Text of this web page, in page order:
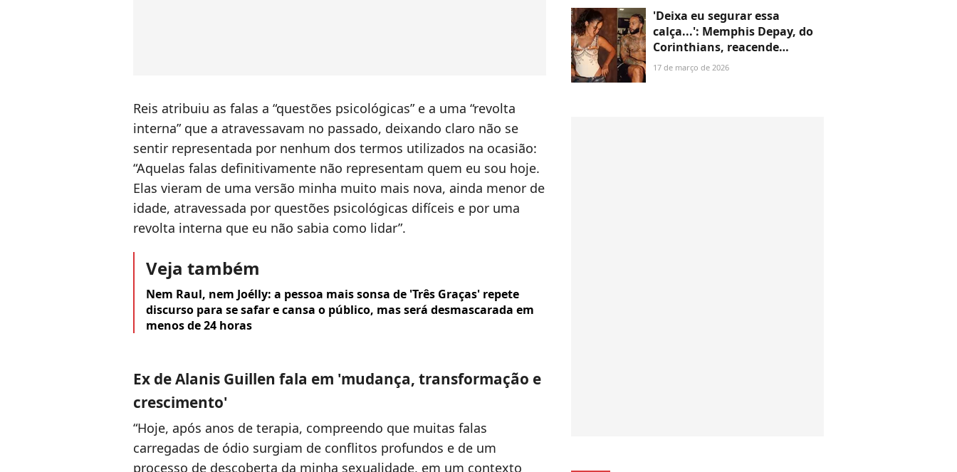
Reis atribuiu as falas a “questões psicológicas” e a uma “revolta
interna” que a atravessavam no passado, deixando claro não se
sentir representada por nenhum dos termos utilizados na ocasião:
“Aquelas falas definitivamente não representam quem eu sou hoje.
Elas vieram de uma versão minha muito mais nova, ainda menor de
idade, atravessada por questões psicológicas difíceis e por uma
revolta interna que eu não sabia como lidar”.
Veja também
Nem Raul, nem Joélly: a pessoa mais sonsa de 'Três Graças' repete
discurso para se safar e cansa o público, mas será desmascarada em
menos de 24 horas
Ex de Alanis Guillen fala em 'mudança, transformação e
crescimento'
“Hoje, após anos de terapia, compreendo que muitas falas
carregadas de ódio surgiam de conflitos profundos e de um
processo de descoberta da minha sexualidade, em um contexto
'Três Graças'
'Deixa eu segurar essa
calça...': Memphis Depay, do
Corinthians, reacende
rumores de romance com
17 de março de 2026